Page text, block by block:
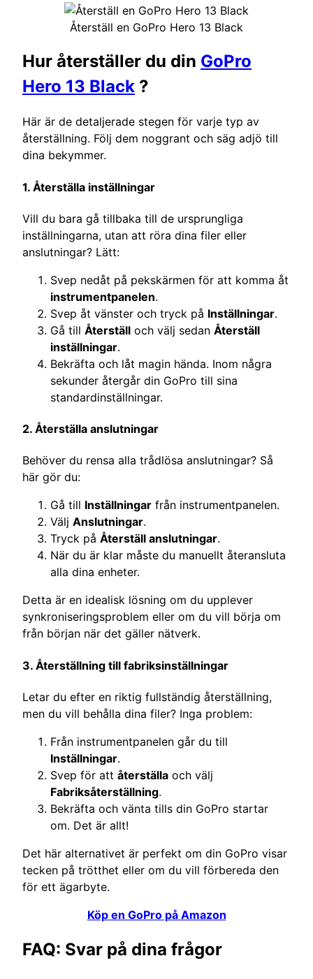
Återställ en GoPro Hero 13 Black
Hur återställer du din GoPro
Hero 13 Black ?
Här är de detaljerade stegen för varje typ av
återställning. Följ dem noggrant och säg adjö till
dina bekymmer.
1. Återställa inställningar
Vill du bara gå tillbaka till de ursprungliga
inställningarna, utan att röra dina filer eller
anslutningar? Lätt:
Svep nedåt på pekskärmen för att komma åt
instrumentpanelen.
Svep åt vänster och tryck på Inställningar.
Gå till Återställ och välj sedan Återställ
inställningar.
Bekräfta och låt magin hända. Inom några
sekunder återgår din GoPro till sina
standardinställningar.
2. Återställa anslutningar
Behöver du rensa alla trådlösa anslutningar? Så
här gör du:
Gå till Inställningar från instrumentpanelen.
Välj Anslutningar.
Tryck på Återställ anslutningar.
När du är klar måste du manuellt återansluta
alla dina enheter.
Detta är en idealisk lösning om du upplever
synkroniseringsproblem eller om du vill börja om
från början när det gäller nätverk.
3. Återställning till fabriksinställningar
Letar du efter en riktig fullständig återställning,
men du vill behålla dina filer? Inga problem:
Från instrumentpanelen går du till
Inställningar.
Svep för att återställa och välj
Fabriksåterställning.
Bekräfta och vänta tills din GoPro startar
om. Det är allt!
Det här alternativet är perfekt om din GoPro visar
tecken på trötthet eller om du vill förbereda den
för ett ägarbyte.
Köp en GoPro på Amazon
FAQ: Svar på dina frågor